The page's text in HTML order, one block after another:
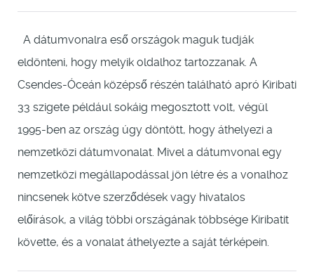
A dátumvonalra eső országok maguk tudják
eldönteni, hogy melyik oldalhoz tartozzanak. A
Csendes-Óceán középső részén található apró Kiribati
33 szigete például sokáig megosztott volt, végül
1995-ben az ország úgy döntött, hogy áthelyezi a
nemzetközi dátumvonalat. Mivel a dátumvonal egy
nemzetközi megállapodással jön létre és a vonalhoz
nincsenek kötve szerződések vagy hivatalos
előírások, a világ többi országának többsége Kiribatit
követte, és a vonalat áthelyezte a saját térképein.